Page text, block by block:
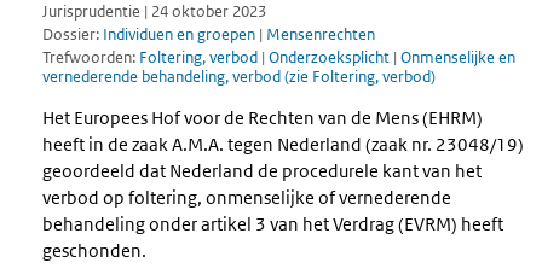
Jurisprudentie | 24 oktober 2023
Dossier: Individuen en groepen | Mensenrechten
Trefwoorden: Foltering, verbod | Onderzoeksplicht | Onmenselijke en
vernederende behandeling, verbod (zie Foltering, verbod)
Het Europees Hof voor de Rechten van de Mens (EHRM)
heeft in de zaak A.M.A. tegen Nederland (zaak nr. 23048/19)
geoordeeld dat Nederland de procedurele kant van het
verbod op foltering, onmenselijke of vernederende
behandeling onder artikel 3 van het Verdrag (EVRM) heeft
geschonden.